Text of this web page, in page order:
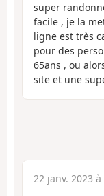
super
facile , je la
ligne est très
pour des
65ans , ou
site et une
22 janv. 2023 à